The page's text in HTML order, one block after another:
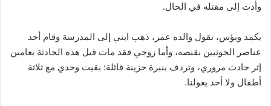
وأدت إلى مقتله في الحال.
بكمد وبؤس، تقول والده عمر، ذهب ابني إلى المدرسة وقام أحد
عناصر الحوثيين بقنصه، وأما زوجي فقد مات قبل هذه الحادثة بعامين
إثر حادث مروري، وتردف بنبرة حزينة قائلة: بقيت وحدي مع ثلاثة
أطفال ولا أحد يعولنا.